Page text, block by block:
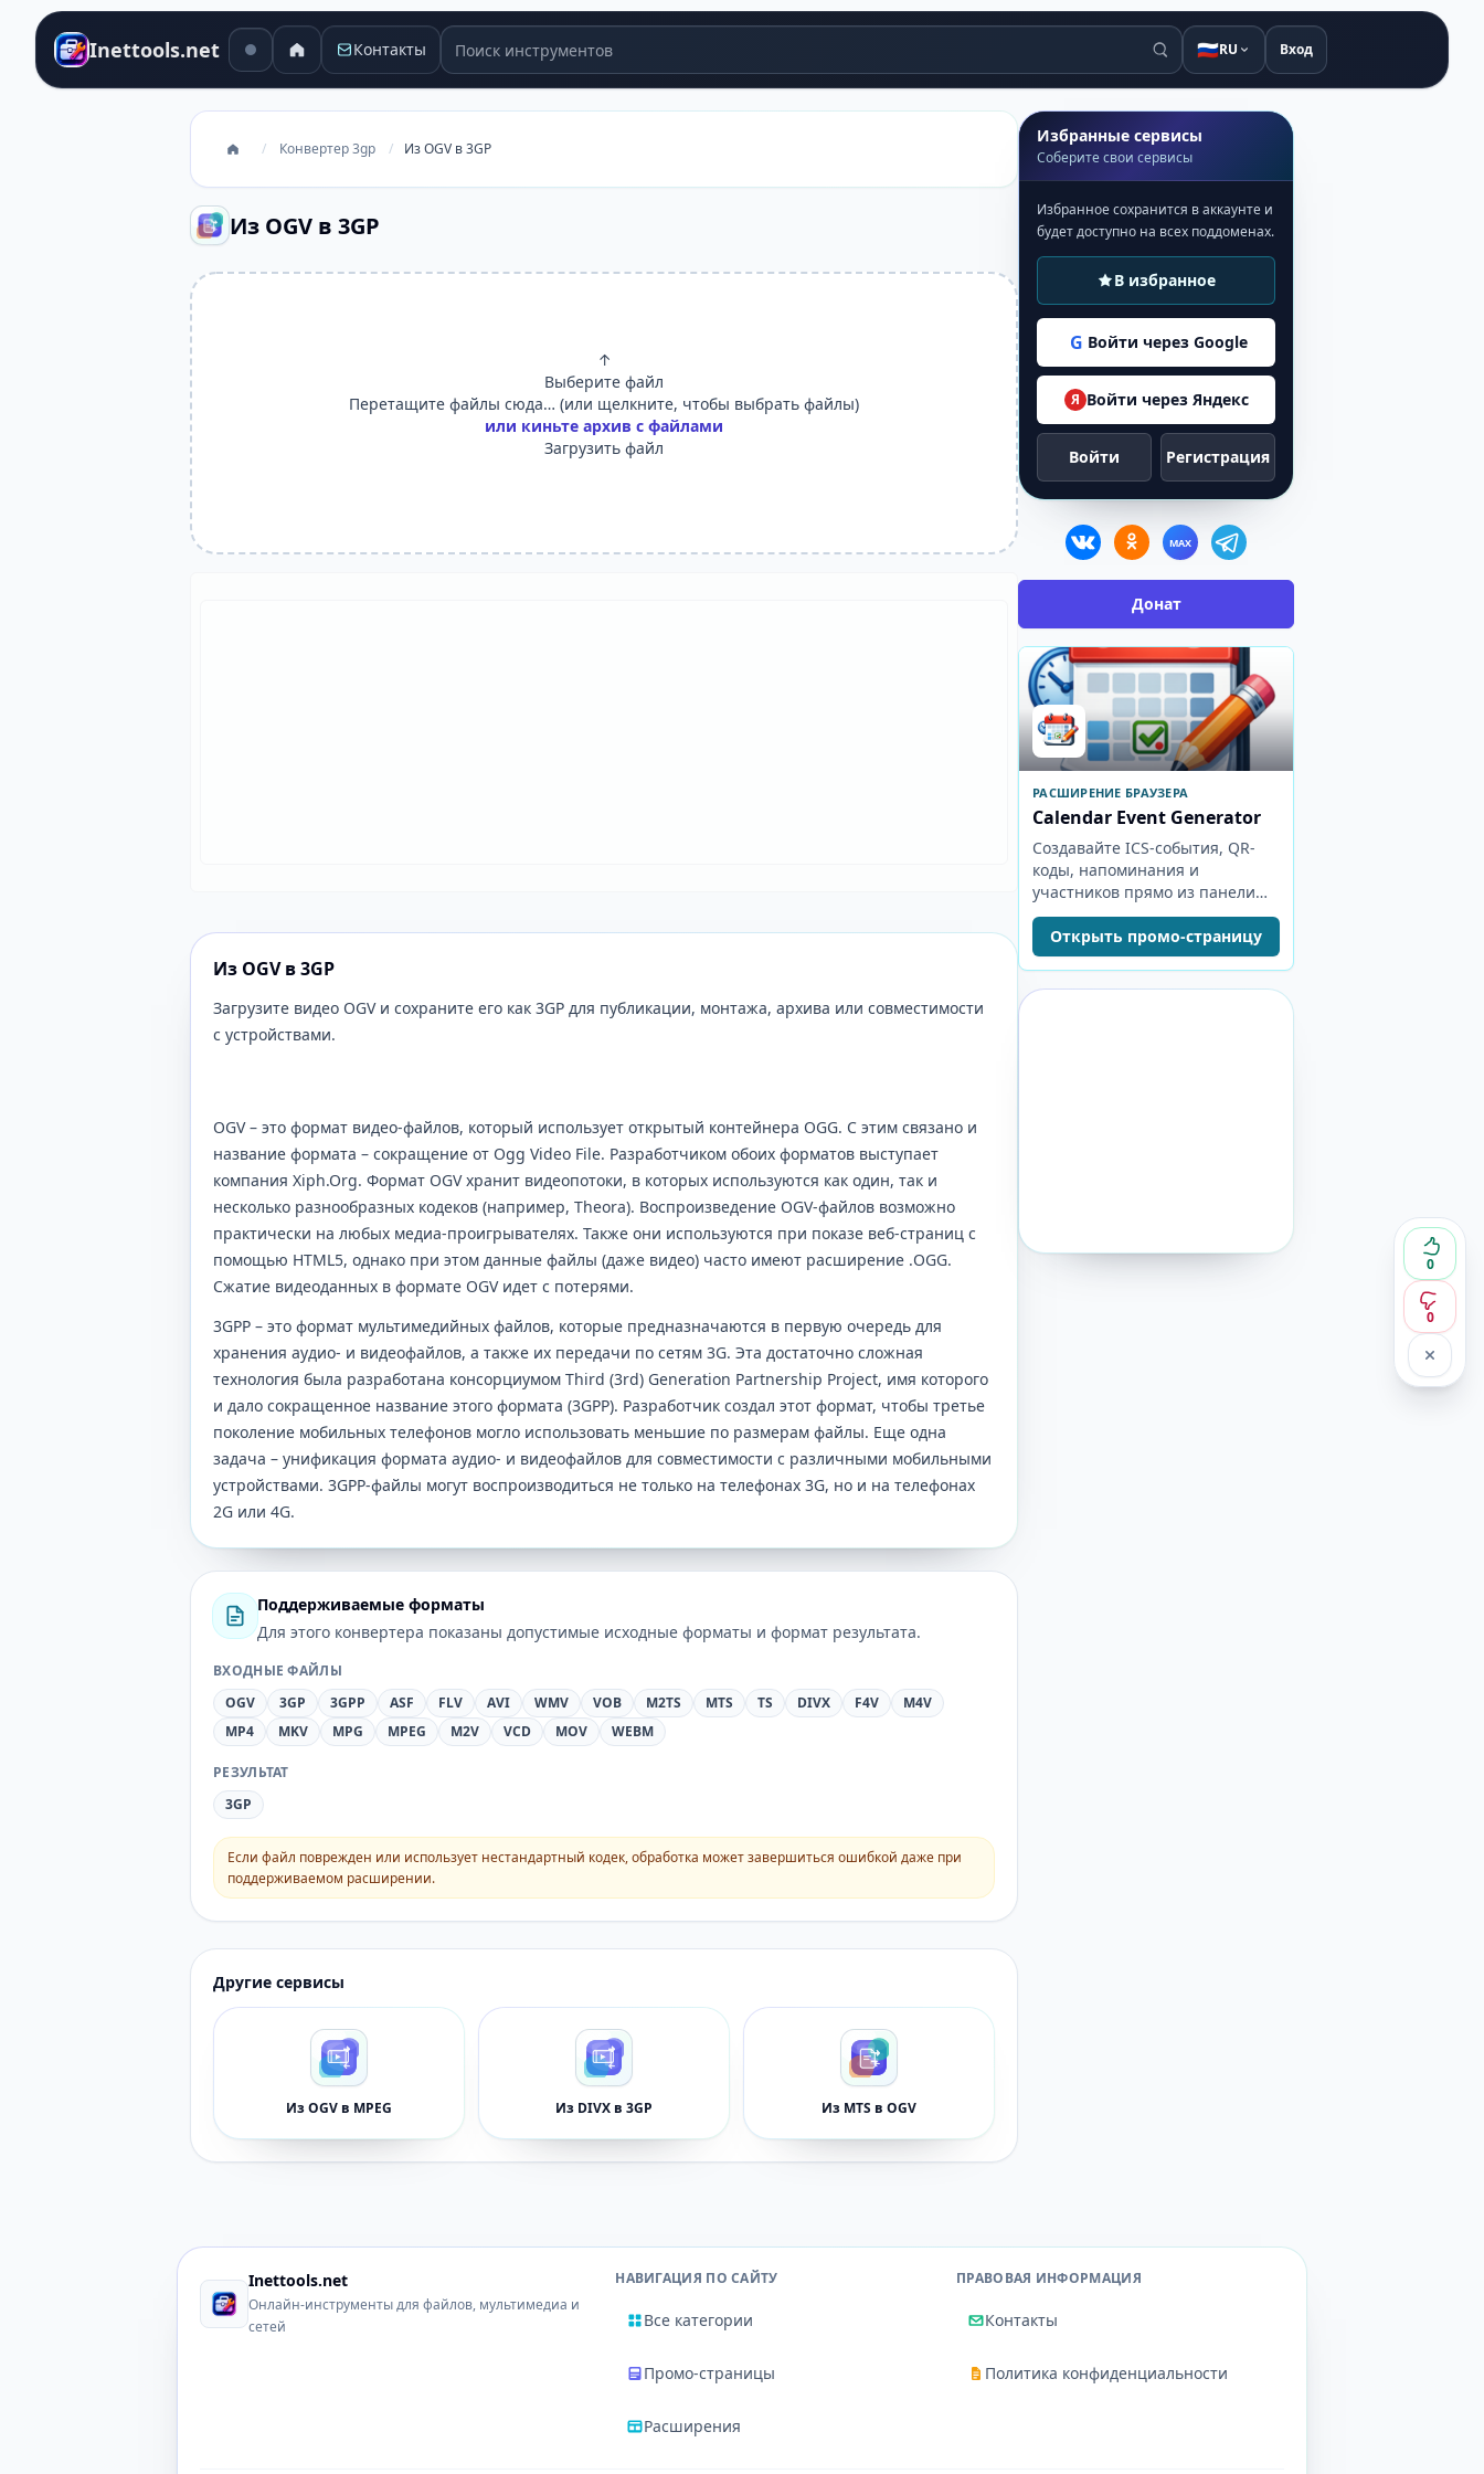
Inettools.net Контакты Поиск инструментов 🇷🇺RU Вход
/ Конвертер 3gp / Из OGV в 3GP
Из OGV в 3GP
0
0
↑
Выберите файл
Перетащите файлы сюда… (или щелкните, чтобы выбрать файлы)
или киньте архив с файлами
Загрузить файл
Из OGV в 3GP
Загрузите видео OGV и сохраните его как 3GP для публикации, монтажа, архива или совместимости
с устройствами.
OGV – это формат видео-файлов, который использует открытый контейнера OGG. С этим связано и
название формата – сокращение от Ogg Video File. Разработчиком обоих форматов выступает
компания Xiph.Org. Формат OGV хранит видеопотоки, в которых используются как один, так и
несколько разнообразных кодеков (например, Theora). Воспроизведение OGV-файлов возможно
практически на любых медиа-проигрывателях. Также они используются при показе веб-страниц с
помощью HTML5, однако при этом данные файлы (даже видео) часто имеют расширение .OGG.
Сжатие видеоданных в формате OGV идет с потерями.
3GPP – это формат мультимедийных файлов, которые предназначаются в первую очередь для
хранения аудио- и видеофайлов, а также их передачи по сетям 3G. Эта достаточно сложная
технология была разработана консорциумом Third (3rd) Generation Partnership Project, имя которого
и дало сокращенное название этого формата (3GPP). Разработчик создал этот формат, чтобы третье
поколение мобильных телефонов могло использовать меньшие по размерам файлы. Еще одна
задача – унификация формата аудио- и видеофайлов для совместимости с различными мобильными
устройствами. 3GPP-файлы могут воспроизводиться не только на телефонах 3G, но и на телефонах
2G или 4G.
Поддерживаемые форматы
Для этого конвертера показаны допустимые исходные форматы и формат результата.
ВХОДНЫЕ ФАЙЛЫ
OGV
3GP 3GPP ASF FLV AVI WMV VOB M2TS MTS TS DIVX F4V
M4V
MP4
MKV MPG MPEG M2V VCD MOV WEBM
РЕЗУЛЬТАТ
3GP
Если файл поврежден или использует нестандартный кодек, обработка может завершиться ошибкой даже при
поддерживаемом расширении.
Другие сервисы
Из OGV в MPEG Из DIVX в 3GP Из MTS в OGV
Избранные сервисы
Соберите свои сервисы
Избранное сохранится в аккаунте и
будет доступно на всех поддоменах.
В избранное
G Войти через Google
Я Войти через Яндекс
Войти Регистрация
MAX
Донат
РАСШИРЕНИЕ БРАУЗЕРА
Calendar Event Generator
Создавайте ICS-события, QR-
коды, напоминания и
участников прямо из панели
браузера.
Открыть промо-страницу
Inettools.net
Онлайн-инструменты для файлов, мультимедиа и
сетей
НАВИГАЦИЯ ПО САЙТУ
Все категории
Промо-страницы
Расширения
ПРАВОВАЯ ИНФОРМАЦИЯ
Контакты
Политика конфиденциальности